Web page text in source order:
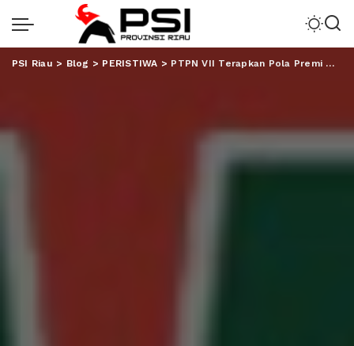
PSI Riau > Blog > PERISTIWA > PTPN VII Terapkan Pola Premi Memacu Produktivitas Pendap